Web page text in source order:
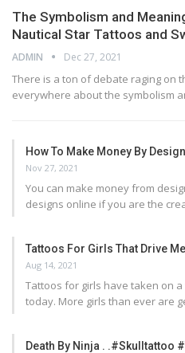
The Symbolism and
Nautical Star Tattoos and
ADMIN Dec 27, 2021
There is a ton of debate raging on
everywhere about the symbolism
How To Make Money By
Nov 27, 2021
You can make money from
designs online if you are the
Tattoos For Girls That Drive
Aug 14, 2021
Tattoos for girls have taken on
today. More girls than ever are
Death By Ninja .